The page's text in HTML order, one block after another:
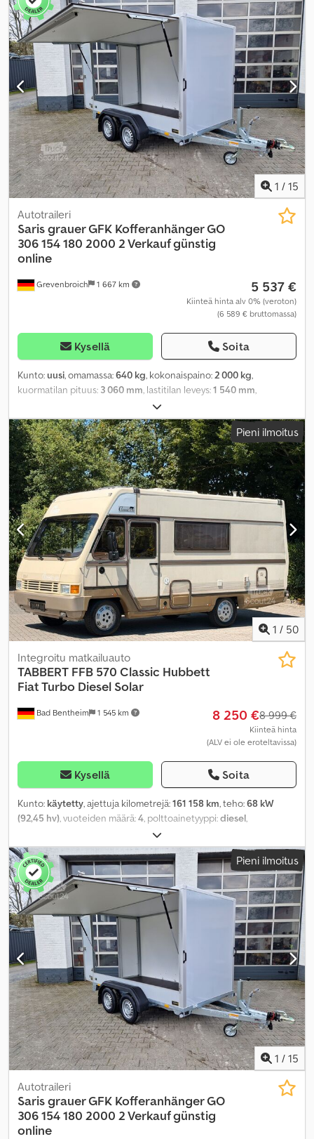
1 / 15
Grevenbroich 1 667 km
Autotraileri
Sarisgrauer GFK Kofferanhänger GO
306 154 180 2000 2 Verkauf günstig
online
5 537 €
Kiinteä hinta alv 0% (veroton)
(6 589 € bruttomassa)
Kysellä Soita
Kunto:uusi, omamassa:640 kg, kokonaispaino: 2 000 kg,
kuormatilan pituus: 3 060 mm , lastitilan leveys:1 540 mm
, Valmistusvuosi:
Pieni ilmoitus
1 / 50
Bad Bentheim 1 545 km
Integroitu matkailuauto
TABBERT FFB 570 Classic Hubbett
Fiat Turbo Diesel Solar
8 250 €8 999 €
Kiinteä hinta
(ALV ei ole eroteltavissa)
Kysellä Soita
Kunto: käytetty, ajettuja kilometrejä:161 158 km, teho:68 kW
(92,45 hv), vuoteiden määrä:4, polttoainetyyppi:diesel,
, väri:
05/1991, seuraava tarkastus (TÜV):07/2028, akselikokoonpano:2
akselia, päästöluokka:euro2, kokonaispaino:3 100 kg,
Valmistusvuosi:1991,
Pieni ilmoitus
1 / 15
Autotraileri
Sarisgrauer GFK Kofferanhänger GO
306 154 180 2000 2 Verkauf günstig
online